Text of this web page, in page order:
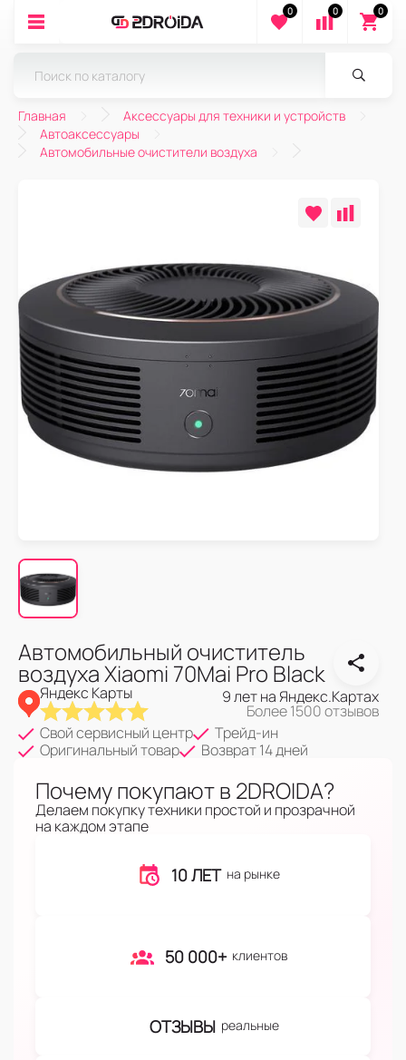
0 0 0
Главная
Аксессуары для техники и устройств
Автоаксессуары
Автомобильные очистители воздуха
Автомобильный очиститель
воздуха Xiaomi 70Mai Pro Black
Яндекс Карты 9 лет на Яндекс.Картах
Более 1500 отзывов
Свой сервисный центр
Трейд-ин
Оригинальный товар
Возврат 14 дней
Почему покупают в 2DROIDA?
Делаем покупку техники простой и прозрачной
на каждом этапе
10 ЛЕТ на рынке
50 000+ клиентов
ОТЗЫВЫ реальные